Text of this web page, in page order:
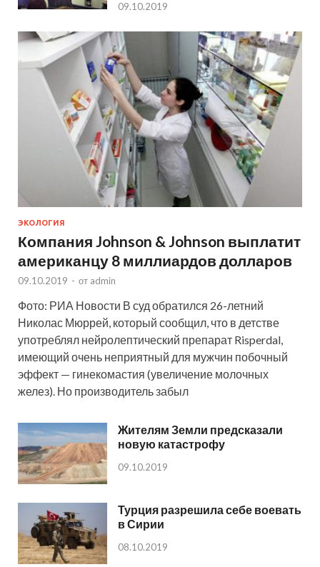
09.10.2019
ЭКОЛОГИЯ
Компания Johnson & Johnson выплатит
американцу 8 миллиардов долларов
09.10.2019 - от admin
Фото: РИА Новости В суд обратился 26-летний
Николас Мюррей, который сообщил, что в детстве
употреблял нейролептический препарат Risperdal,
имеющий очень неприятный для мужчин побочный
эффект — гинекомастия (увеличение молочных
желез). Но производитель забыл
Жителям Земли предсказали
новую катастрофу
09.10.2019
Турция разрешила себе воевать
в Сирии
08.10.2019